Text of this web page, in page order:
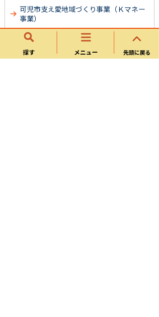
探す メニュー 先頭に戻る
可児市支え愛地域づくり事業（Ｋマネー
事業）
生涯学習
青少年育成